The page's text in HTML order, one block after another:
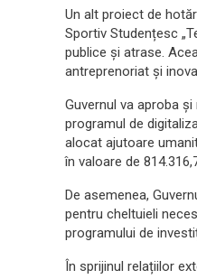
Un alt proiect de
Sportiv Studențesc
publice și atrase.
antreprenoriat și
Guvernul va aproba și
programul de
alocat ajutoare
în valoare de
De asemenea,
pentru cheltuieli
programului de
În sprijinul relațiilor